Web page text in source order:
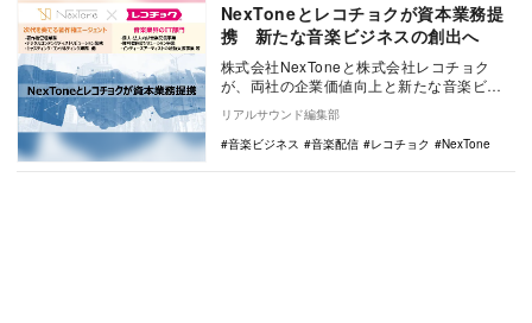
NexToneとレコチョクが資本業務提
携 新たな音楽ビジネスの創出へ
株式会社NexToneと株式会社レコチョク
が、両社の企業価値向上と新たな音楽ビジ
ネスの創出を目的として戦略的な資本業務
提携を行う…
リアルサウンド編集部
音楽ビジネス
音楽配信 レコチョク NexTone